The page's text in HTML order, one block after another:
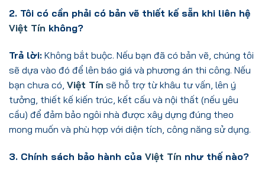
2. Tôi có cần phải có bản vẽ thiết kế sẵn khi liên hệ
Việt Tín không?
Trả lời: Không bắt buộc. Nếu bạn đã có bản vẽ, chúng tôi
sẽ dựa vào đó để lên báo giá và phương án thi công. Nếu
bạn chưa có, Việt Tín sẽ hỗ trợ từ khâu tư vấn, lên ý
tưởng, thiết kế kiến trúc, kết cấu và nội thất (nếu yêu
cầu) để đảm bảo ngôi nhà được xây dựng đúng theo
mong muốn và phù hợp với diện tích, công năng sử dụng.
3. Chính sách bảo hành của Việt Tín như thế nào?